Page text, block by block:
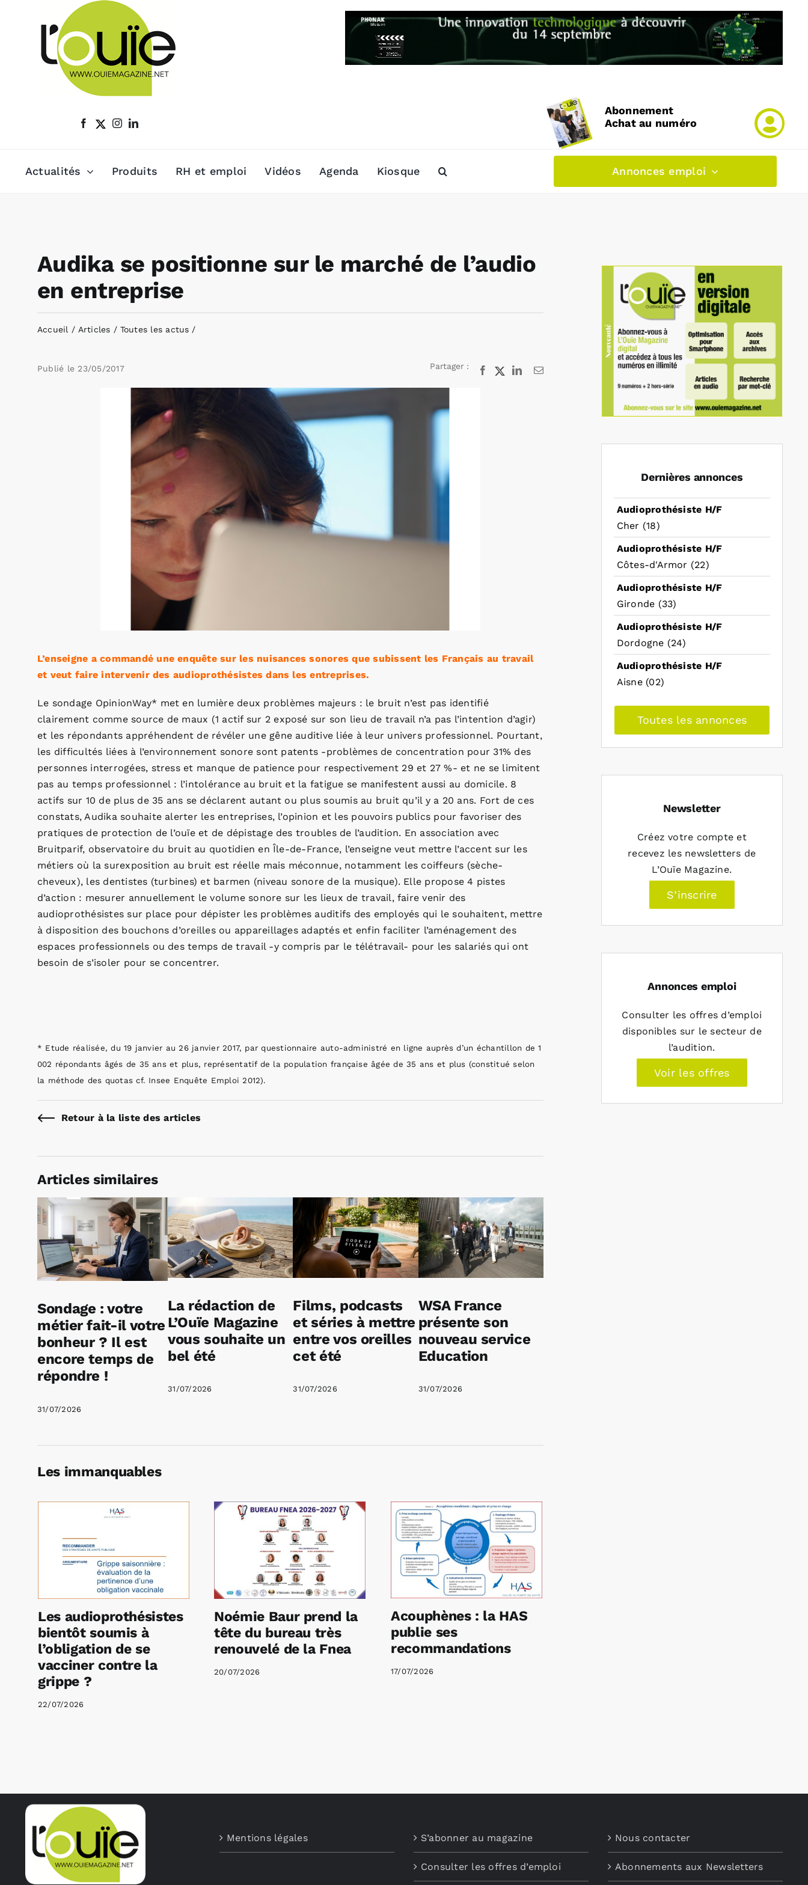
Abonnement
Achat au numéro
Actualités Produits RH et emploi Vidéos Agenda Kiosque Annonces emploi
Audika se positionne sur le marché de l’audio
en entreprise
Accueil Articles Toutes les actus
Publié le 23/05/2017 Partager : Facebook
X LinkedInEmail
L’enseigne a commandé une enquête sur les nuisances sonores que subissent les Français au travail
et veut faire intervenir des audioprothésistes dans les entreprises.
Le sondage OpinionWay* met en lumière deux problèmes majeurs : le bruit n’est pas identifié
clairement comme source de maux (1 actif sur 2 exposé sur son lieu de travail n’a pas l’intention d’agir)
et les répondants appréhendent de révéler une gêne auditive liée à leur univers professionnel. Pourtant,
les difficultés liées à l’environnement sonore sont patents -problèmes de concentration pour 31% des
personnes interrogées, stress et manque de patience pour respectivement 29 et 27 %- et ne se limitent
pas au temps professionnel : l’intolérance au bruit et la fatigue se manifestent aussi au domicile. 8
actifs sur 10 de plus de 35 ans se déclarent autant ou plus soumis au bruit qu’il y a 20 ans. Fort de ces
constats, Audika souhaite alerter les entreprises, l’opinion et les pouvoirs publics pour favoriser des
pratiques de protection de l’ouïe et de dépistage des troubles de l’audition. En association avec
Bruitparif, observatoire du bruit au quotidien en Île-de-France, l’enseigne veut mettre l’accent sur les
métiers où la surexposition au bruit est réelle mais méconnue, notamment les coiffeurs (sèche-
cheveux), les dentistes (turbines) et barmen (niveau sonore de la musique). Elle propose 4 pistes
d’action : mesurer annuellement le volume sonore sur les lieux de travail, faire venir des
audioprothésistes sur place pour dépister les problèmes auditifs des employés qui le souhaitent, mettre
à disposition des bouchons d’oreilles ou appareillages adaptés et enfin faciliter l’aménagement des
espaces professionnels ou des temps de travail -y compris par le télétravail- pour les salariés qui ont
besoin de s’isoler pour se concentrer.
* Etude réalisée, du 19 janvier au 26 janvier 2017, par questionnaire auto-administré en ligne auprès d’un échantillon de 1
002 répondants âgés de 35 ans et plus, représentatif de la population française âgée de 35 ans et plus (constitué selon
la méthode des quotas cf. Insee Enquête Emploi 2012).
Retour à la liste des articles
Articles similaires
Sondage : votre
métier fait-il votre
bonheur ? Il est
encore temps de
répondre !
31/07/2026
La rédaction de
L’Ouïe Magazine
vous souhaite un
bel été
31/07/2026
Films, podcasts
et séries à mettre
entre vos oreilles
cet été
31/07/2026
WSA France
présente son
nouveau service
Education
31/07/2026
Les immanquables
Les audioprothésistes
bientôt soumis à
l’obligation de se
vacciner contre la
grippe ?
22/07/2026
Noémie Baur prend la
tête du bureau très
renouvelé de la Fnea
20/07/2026
Acouphènes : la HAS
publie ses
recommandations
17/07/2026
Dernières annonces
Audioprothésiste H/F
Cher (18)
Audioprothésiste H/F
Côtes-d'Armor (22)
Audioprothésiste H/F
Gironde (33)
Audioprothésiste H/F
Dordogne (24)
Audioprothésiste H/F
Aisne (02)
Toutes les annonces
Newsletter
Créez votre compte et
recevez les newsletters de
L’Ouïe Magazine.
S’inscrire
Annonces emploi
Consulter les offres d’emploi
disponibles sur le secteur de
l’audition.
Voir les offres
Mentions légales S’abonner au magazine
Consulter les offres d’emploi
Nous contacter
Abonnements aux Newsletters